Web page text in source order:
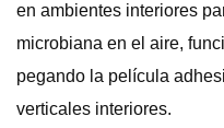
en ambientes interiores
microbiana en el aire,
pegando la película
verticales interiores.